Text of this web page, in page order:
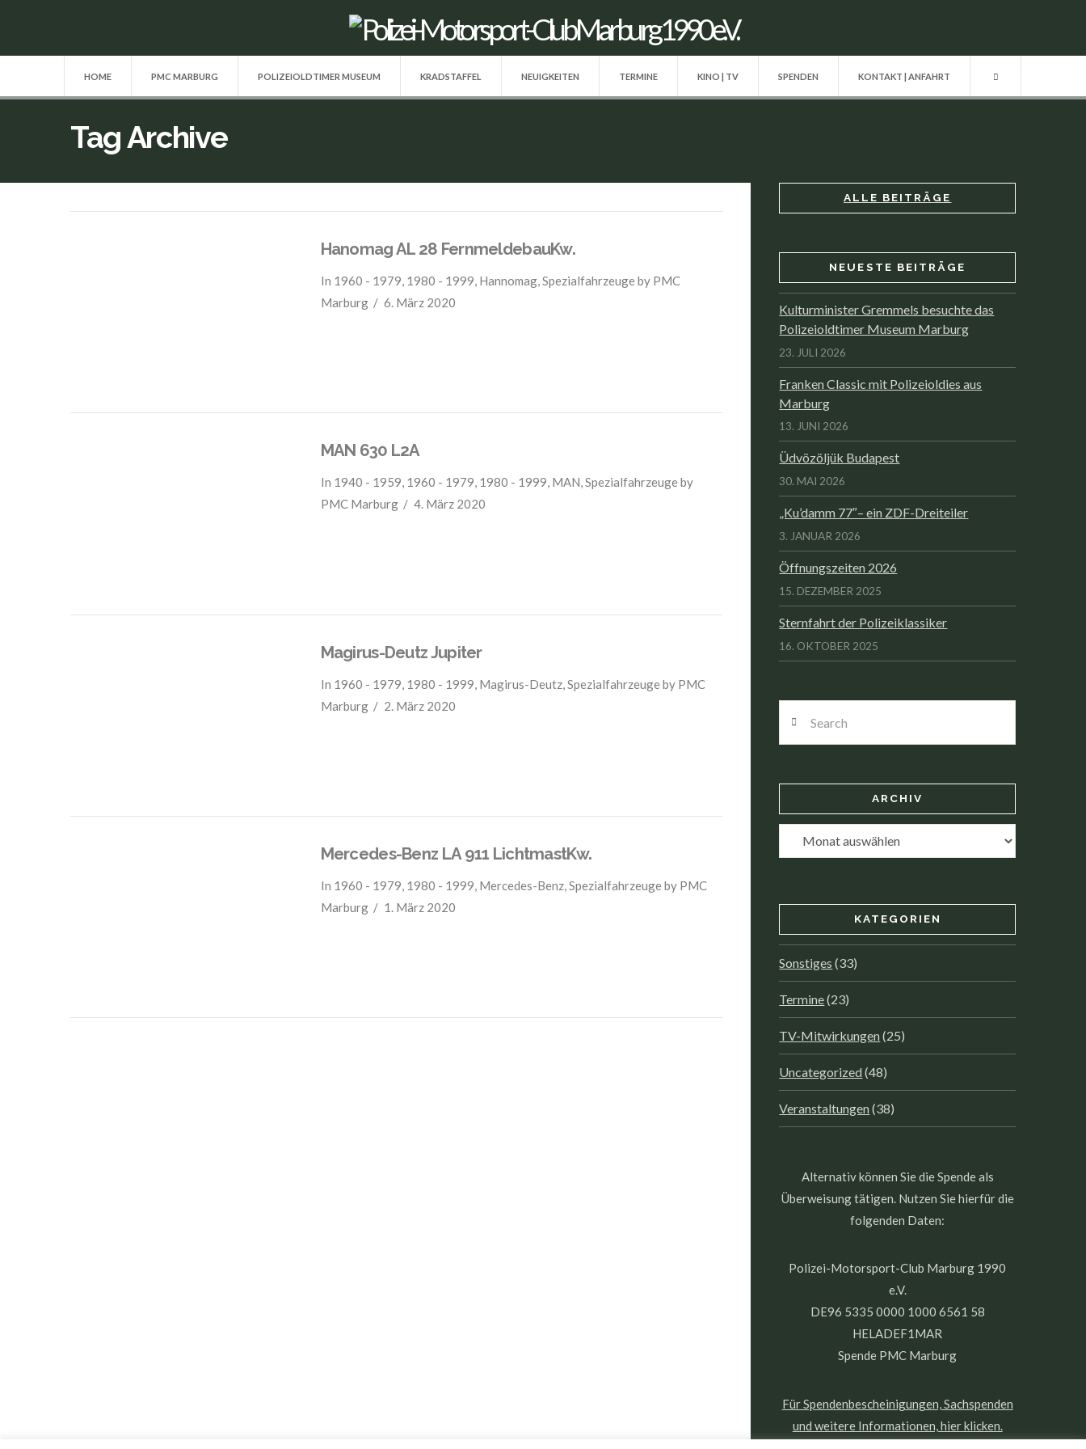
HOME PMC MARBURG POLIZEIOLDTIMER MUSEUM KRADSTAFFEL NEUIGKEITEN TERMINE KINO | TV SPENDEN KONTAKT | ANFAHRT
Tag Archive
Hanomag AL 28 FernmeldebauKw.
In 1960 - 1979, 1980 - 1999, Hannomag,Spezialfahrzeugeby PMC
Marburg
6. März 2020
MAN 630 L2A
In 1940 - 1959, 1960 - 1979, 1980 - 1999, MAN,Spezialfahrzeugeby
PMC Marburg
4. März 2020
Magirus-Deutz Jupiter
In 1960 - 1979 1980 - 1999 Magirus-Deutz, Spezialfahrzeugeby PMC
Marburg
2. März 2020
Mercedes-Benz LA 911 LichtmastKw.
In 1960 - 1979, 1980 - 1999, Mercedes-Benz,Spezialfahrzeugeby PMC
Marburg
1. März 2020
ALLE BEITRÄGE
NEUESTE BEITRÄGE
Kulturminister Gremmels besuchte das
Polizeioldtimer Museum Marburg
23. JULI 2026
Franken Classic mit Polizeioldies aus
Marburg
13. JUNI 2026
Üdvözöljük Budapest
30. MAI 2026
„Ku’damm 77″– ein ZDF-Dreiteiler
3. JANUAR 2026
Öffnungszeiten 2026
15. DEZEMBER 2025
Sternfahrt der Polizeiklassiker
16. OKTOBER 2025
ARCHIV
Archiv
KATEGORIEN
Sonstiges (33)
Termine(23)
TV-Mitwirkungen(25)
Uncategorized(48)
Veranstaltungen(38)
Alternativ können Sie die Spende als
Überweisung tätigen. Nutzen Sie hierfür die
folgenden Daten:
Polizei-Motorsport-Club Marburg 1990
e.V.
DE96 5335 0000 1000 6561 58
HELADEF1MAR
Spende PMC Marburg
Für Spendenbescheinigungen, Sachspenden
und weitere Informationen, hier klicken.